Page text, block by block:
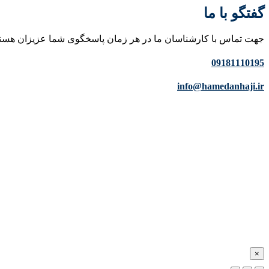
گفتگو با ما
جهت تماس با کارشناسان ما در هر زمان پاسخگوی شما عزیزان
09181110195
info@hamedanhaji.ir
×